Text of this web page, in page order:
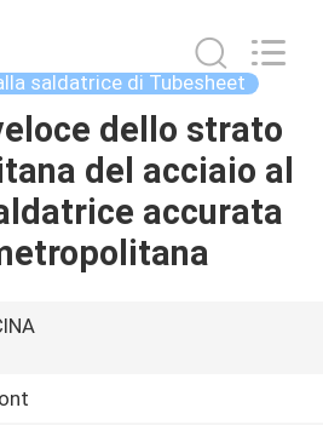
saldatrice di Tubesheet
dello strato
del acciaio al
accurata